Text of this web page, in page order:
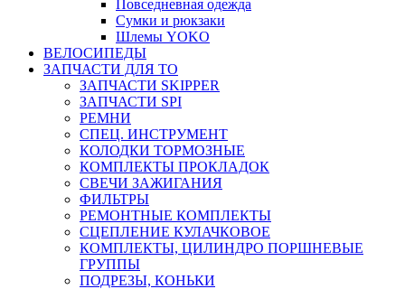
Повседневная одежда
Сумки и рюкзаки
Шлемы YOKO
ВЕЛОСИПЕДЫ
ЗАПЧАСТИ ДЛЯ ТО
ЗАПЧАСТИ SKIPPER
ЗАПЧАСТИ SPI
РЕМНИ
СПЕЦ. ИНСТРУМЕНТ
КОЛОДКИ ТОРМОЗНЫЕ
КОМПЛЕКТЫ ПРОКЛАДОК
СВЕЧИ ЗАЖИГАНИЯ
ФИЛЬТРЫ
РЕМОНТНЫЕ КОМПЛЕКТЫ
СЦЕПЛЕНИЕ КУЛАЧКОВОЕ
КОМПЛЕКТЫ, ЦИЛИНДРО ПОРШНЕВЫЕ
ГРУППЫ
ПОДРЕЗЫ, КОНЬКИ